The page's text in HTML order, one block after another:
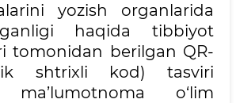
yozish organlarida
haqida tibbiyot
tomonidan berilgan QR-
shtrixli kod) tasviri
ma’lumotnoma o‘lim